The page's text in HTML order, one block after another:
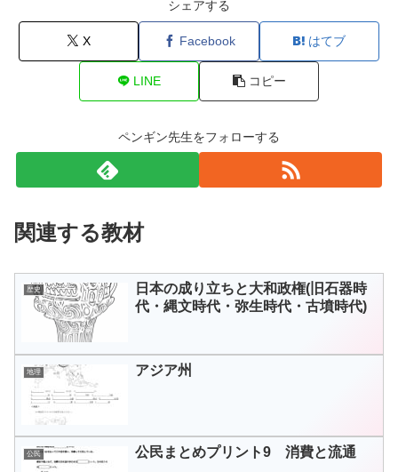
シェアする
X Facebook はてブ
LINE コピー
ペンギン先生をフォローする
関連する教材
歴史
日本の成り立ちと大和政権(旧石器時
代・縄文時代・弥生時代・古墳時代)
地理 アジア州
公民 公民まとめプリント9 消費と流通